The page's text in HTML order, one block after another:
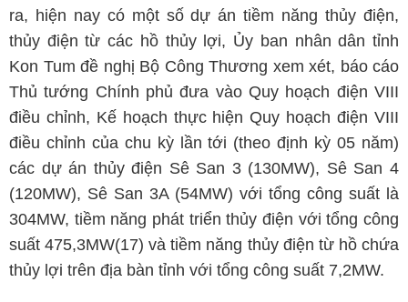
ra, hiện nay có một số dự án tiềm năng thủy điện,
thủy điện từ các hồ thủy lợi, Ủy ban nhân dân tỉnh
Kon Tum đề nghị Bộ Công Thương xem xét, báo cáo
Thủ tướng Chính phủ đưa vào Quy hoạch điện VIII
điều chỉnh, Kế hoạch thực hiện Quy hoạch điện VIII
điều chỉnh của chu kỳ lần tới (theo định kỳ 05 năm)
các dự án thủy điện Sê San 3 (130MW), Sê San 4
(120MW), Sê San 3A (54MW) với tổng công suất là
304MW, tiềm năng phát triển thủy điện với tổng công
suất 475,3MW(17) và tiềm năng thủy điện từ hồ chứa
thủy lợi trên địa bàn tỉnh với tổng công suất 7,2MW.